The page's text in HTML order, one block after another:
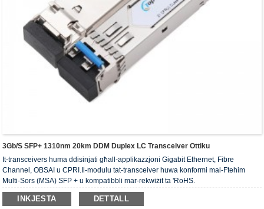
3Gb/s SFP+ 1310nm 20km DDM Duplex LC Transceiver Ottiku
It-transceivers huma ddisinjati għall-applikazzjoni Gigabit Ethernet, Fibre
Channel, OBSAI u CPRI.Il-modulu tat-transceiver huwa konformi mal-Ftehim
Multi-Sors (MSA) SFP + u kompatibbli mar-rekwiżit ta 'RoHS.
INKJESTA DETTALL